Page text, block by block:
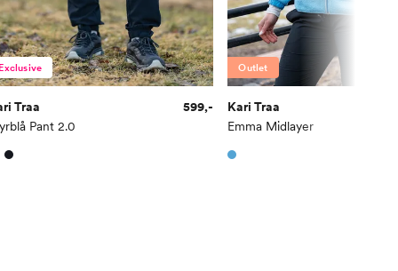
Exclusive
Traa
Pant 2.0
599,-
Outlet
Kari Traa
Emma Midlayer